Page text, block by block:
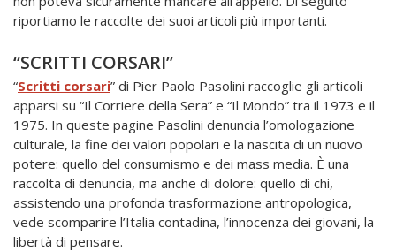
riportiamo le raccolte dei suoi articoli più importanti.
“SCRITTI CORSARI”
“Scritti corsari” di Pier Paolo Pasolini raccoglie gli articoli
apparsi su “Il Corriere della Sera” e “Il Mondo” tra il 1973 e il
1975. In queste pagine Pasolini denuncia l’omologazione
culturale, la fine dei valori popolari e la nascita di un nuovo
potere: quello del consumismo e dei mass media. È una
raccolta di denuncia, ma anche di dolore: quello di chi,
assistendo una profonda trasformazione antropologica,
vede scomparire l’Italia contadina, l’innocenza dei giovani, la
libertà di pensare.